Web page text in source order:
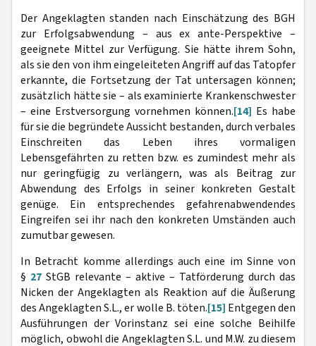
Der Angeklagten standen nach Einschätzung des BGH
zur Erfolgsabwendung – aus ex ante-Perspektive –
geeignete Mittel zur Verfügung. Sie hätte ihrem Sohn,
als sie den von ihm eingeleiteten Angriff auf das Tatopfer
erkannte, die Fortsetzung der Tat untersagen können;
zusätzlich hätte sie – als examinierte Krankenschwester
– eine Erstversorgung vornehmen können.[14] Es habe
für sie die begründete Aussicht bestanden, durch verbales
Einschreiten das Leben ihres vormaligen
Lebensgefährten zu retten bzw. es zumindest mehr als
nur geringfügig zu verlängern, was als Beitrag zur
Abwendung des Erfolgs in seiner konkreten Gestalt
genüge. Ein entsprechendes gefahrenabwendendes
Eingreifen sei ihr nach den konkreten Umständen auch
zumutbar gewesen.
In Betracht komme allerdings auch eine im Sinne von
§ 27 StGB relevante – aktive – Tatförderung durch das
Nicken der Angeklagten als Reaktion auf die Äußerung
des Angeklagten S.L., er wolle B. töten.[15] Entgegen den
Ausführungen der Vorinstanz sei eine solche Beihilfe
möglich, obwohl die Angeklagten S.L. und M.W. zu diesem